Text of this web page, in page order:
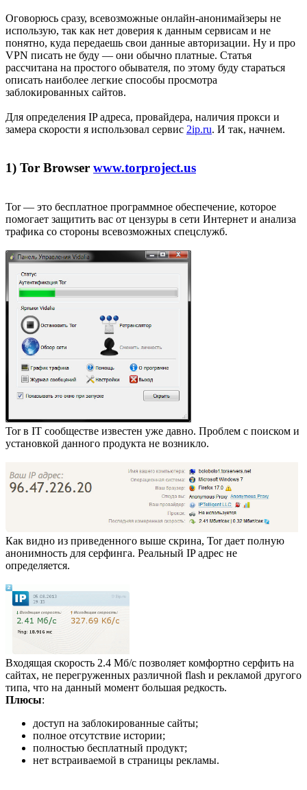
Оговорюсь сразу, всевозможные онлайн-анонимайзеры не
использую, так как нет доверия к данным сервисам и не
понятно, куда передаешь свои данные авторизации. Ну и про
VPN писать не буду — они обычно платные. Статья
рассчитана на простого обывателя, по этому буду стараться
описать наиболее легкие способы просмотра
заблокированных сайтов.
Для определения IP адреса, провайдера, наличия прокси и
замера скорости я использовал сервис 2ip.ru. И так, начнем.
1) Tor Browser www.torproject.us
Tor — это бесплатное программное обеспечение, которое
помогает защитить вас от цензуры в сети Интернет и анализа
трафика со стороны всевозможных спецслужб.
Tor в IT сообществе известен уже давно. Проблем с поиском и
установкой данного продукта не возникло.
Как видно из приведенного выше скрина, Tor дает полную
анонимность для серфинга. Реальный IP адрес не
определяется.
Входящая скорость 2.4 Мб/с позволяет комфортно серфить на
сайтах, не перегруженных различной flash и рекламой другого
типа, что на данный момент большая редкость.
Плюсы:
доступ на заблокированные сайты;
полное отсутствие истории;
полностью бесплатный продукт;
нет встраиваемой в страницы рекламы.